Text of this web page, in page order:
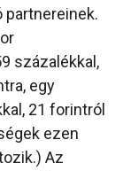
partnereinek.
százalékkal,
egy
21 forintról
ezen
Az